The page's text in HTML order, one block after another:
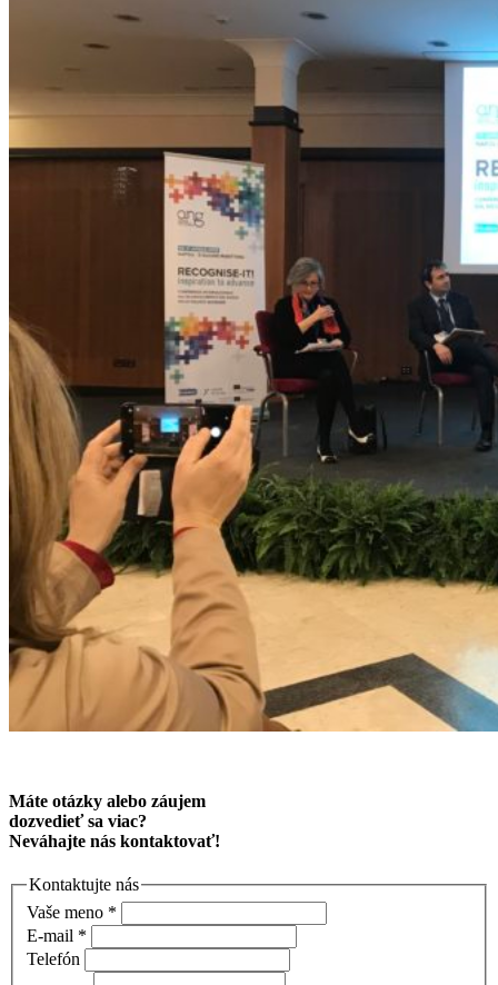
Máte otázky alebo záujem
dozvedieť sa viac?
Neváhajte nás kontaktovať!
Kontaktujte nás
Vaše meno *
E-mail *
Telefón